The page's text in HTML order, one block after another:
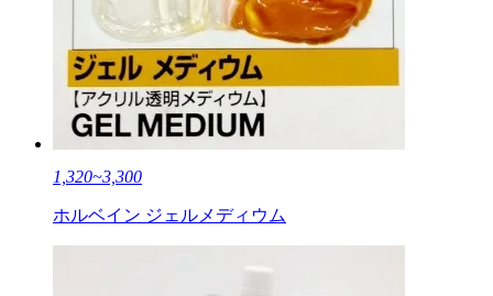
1,320~3,300
ホルベイン ジェルメディウム